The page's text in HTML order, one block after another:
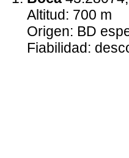
Altitud: 700 m
Origen: BD
Fiabilidad: